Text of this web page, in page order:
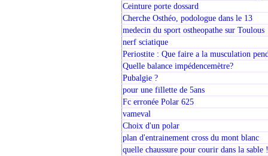
Ceinture porte dossard
Cherche Osthéo, podologue dans le 13
medecin du sport ostheopathe sur Toulous
nerf sciatique
Periostite : Que faire a la musculation
Quelle balance impédencemètre?
Pubalgie ?
pour une fillette de 5ans
Fc erronée Polar 625
vameval
Choix d'un polar
plan d'entrainement cross du mont blanc
quelle chaussure pour courir dans la sable